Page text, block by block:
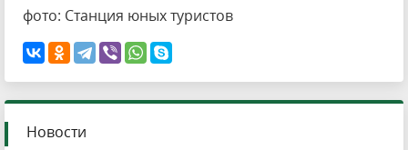
фото: Станция юных туристов
Новости